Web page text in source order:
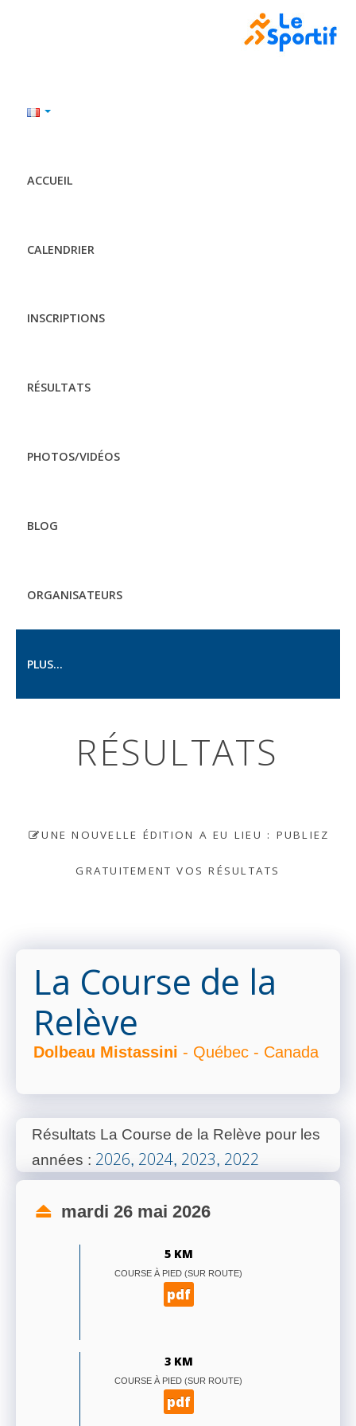
ACCUEIL
CALENDRIER
INSCRIPTIONS
RÉSULTATS
PHOTOS/VIDÉOS
BLOG
ORGANISATEURS
PLUS...
RÉSULTATS
UNE NOUVELLE ÉDITION A EU LIEU : PUBLIEZ
GRATUITEMENT VOS RÉSULTATS
La Course de la
Relève
Dolbeau Mistassini - Québec - Canada
Résultats La Course de la Relève pour les
années : 2026, 2024, 2023, 2022
mardi 26 mai 2026
5 KM
COURSE À PIED (SUR ROUTE)
pdf
3 KM
COURSE À PIED (SUR ROUTE)
pdf